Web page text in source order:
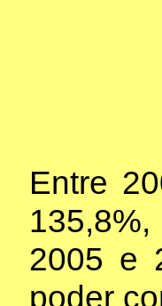
Entre
2005 e
poder